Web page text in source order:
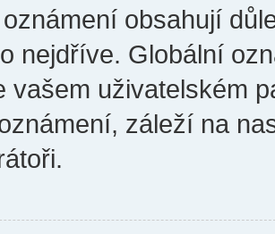
obsahují
nejdříve. Globální
vašem uživatelském
záleží na